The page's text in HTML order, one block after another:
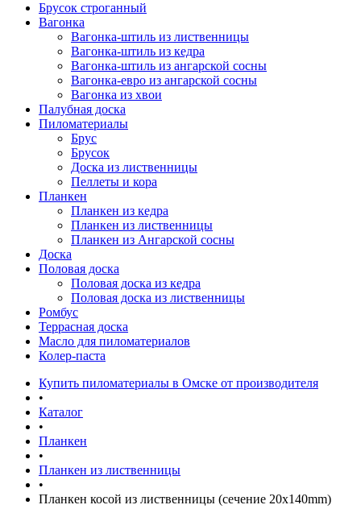
Брусок строганный
Вагонка
Вагонка-штиль из лиственницы
Вагонка-штиль из кедра
Вагонка-штиль из ангарской сосны
Вагонка-евро из ангарской сосны
Вагонка из хвои
Палубная доска
Пиломатериалы
Брус
Брусок
Доска из лиственницы
Пеллеты и кора
Планкен
Планкен из кедра
Планкен из лиственницы
Планкен из Ангарской сосны
Доска
Половая доска
Половая доска из кедра
Половая доска из лиственницы
Ромбус
Террасная доска
Масло для пиломатериалов
Колер-паста
Купить пиломатериалы в Омске от производителя
•
Каталог
•
Планкен
•
Планкен из лиственницы
•
Планкен косой из лиственницы (сечение 20х140mm)